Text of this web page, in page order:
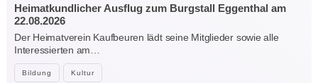
Bildung Kultur
Heimatkundlicher Ausflug zum Burgstall Eggenthal am
22.08.2026
Der Heimatverein Kaufbeuren lädt seine Mitglieder sowie alle
Interessierten am…